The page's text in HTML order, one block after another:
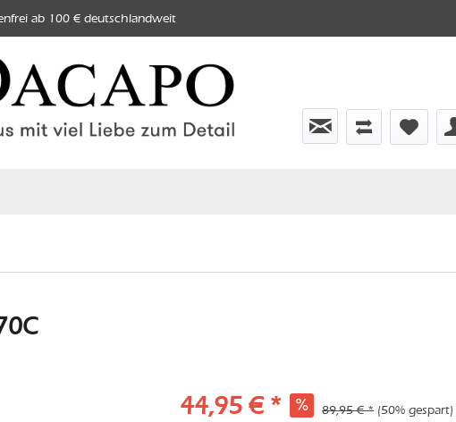
ab 100 € deutschlandweit
44,95 € * 89,95 € * (50% gespart)